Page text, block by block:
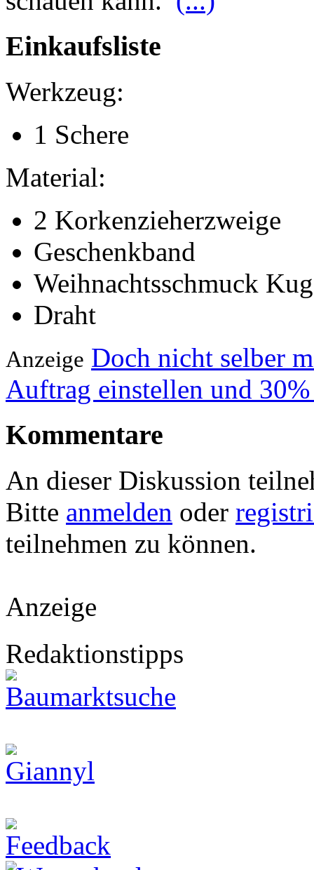
Einkaufsliste
Werkzeug:
1 Schere
Material:
2 Korkenzieherzweige
Geschenkband
Weihnachtsschmuck
Draht
Anzeige Doch nicht selber
Auftrag einstellen und
Kommentare
An dieser Diskussion
Bitte anmelden oder
teilnehmen zu können.
Anzeige
Redaktionstipps